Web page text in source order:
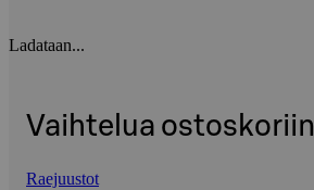
Ladataan...
Vaihtelua ostoskoriin
Raejuustot